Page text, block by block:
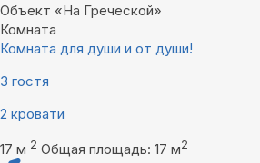
Объект «На Греческой»
Комната
Комната для души и от души!
3 гостя
2 кровати
17 м 2 Общая площадь: 17 м2